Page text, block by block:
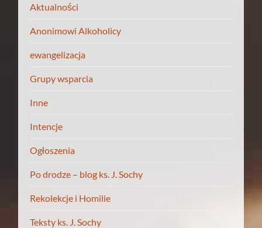
Aktualności
Anonimowi Alkoholicy
ewangelizacja
Grupy wsparcia
Inne
Intencje
Ogłoszenia
Po drodze – blog ks. J. Sochy
Rekolekcje i Homilie
Teksty ks. J. Sochy